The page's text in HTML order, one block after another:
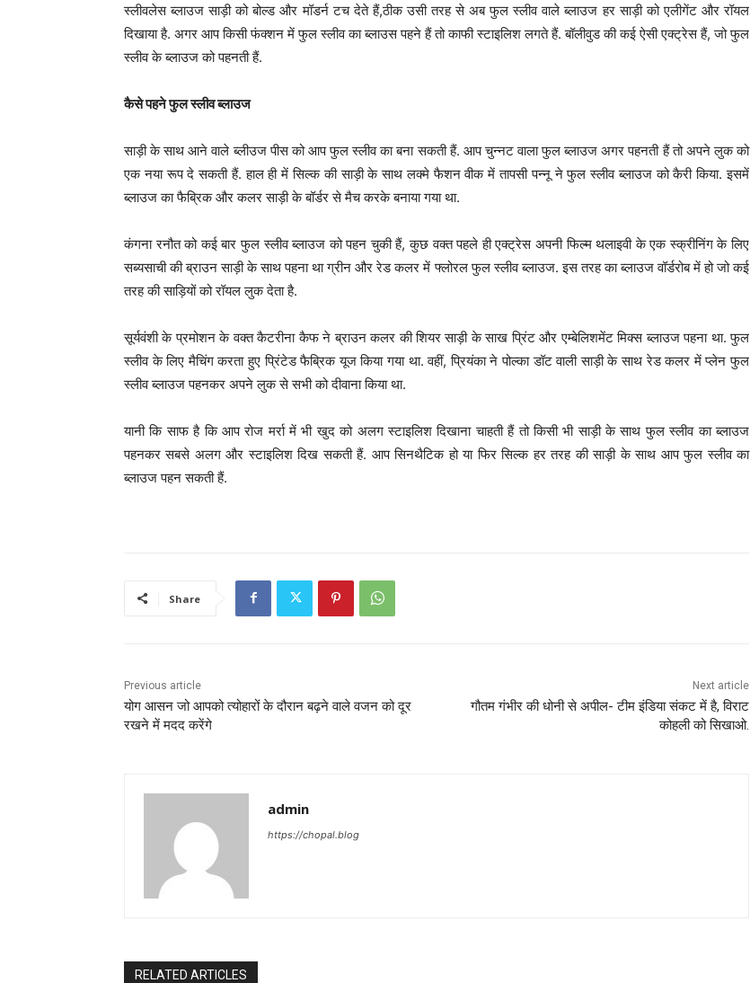
स्लीवलेस ब्लाउज साड़ी को बोल्ड और मॉडर्न टच देते हैं,ठीक उसी तरह से अब फुल स्लीव वाले ब्लाउज हर साड़ी को एलीगेंट और रॉयल
दिखाया है. अगर आप किसी फंक्शन में फुल स्लीव का ब्लाउस पहने हैं तो काफी स्टाइलिश लगते हैं. बॉलीवुड की कई ऐसी एक्ट्रेस हैं, जो फुल
स्लीव के ब्लाउज को पहनती हैं.
कैसे पहने फुल स्लीव ब्लाउज
साड़ी के साथ आने वाले ब्लीउज पीस को आप फुल स्लीव का बना सकती हैं. आप चुन्नट वाला फुल ब्लाउज अगर पहनती हैं तो अपने लुक को
एक नया रूप दे सकती हैं. हाल ही में सिल्क की साड़ी के साथ लक्मे फैशन वीक में तापसी पन्नू ने फुल स्लीव ब्लाउज को कैरी किया. इसमें
ब्लाउज का फैब्रिक और कलर साड़ी के बॉर्डर से मैच करके बनाया गया था.
कंगना रनौत को कई बार फुल स्लीव ब्लाउज को पहन चुकी हैं, कुछ वक्त पहले ही एक्ट्रेस अपनी फिल्म थलाइवी के एक स्क्रीनिंग के लिए
सब्यसाची की ब्राउन साड़ी के साथ पहना था ग्रीन और रेड कलर में फ्लोरल फुल स्लीव ब्लाउज. इस तरह का ब्लाउज वॉर्डरोब में हो जो कई
तरह की साड़ियों को रॉयल लुक देता है.
सूर्यवंशी के प्रमोशन के वक्त कैटरीना कैफ ने ब्राउन कलर की शियर साड़ी के साख प्रिंट और एम्बेलिशमेंट मिक्स ब्लाउज पहना था. फुल
स्लीव के लिए मैचिंग करता हुए प्रिंटेड फैब्रिक यूज किया गया था. वहीं, प्रियंका ने पोल्का डॉट वाली साड़ी के साथ रेड कलर में प्लेन फुल
स्लीव ब्लाउज पहनकर अपने लुक से सभी को दीवाना किया था.
यानी कि साफ है कि आप रोज मर्रा में भी खुद को अलग स्टाइलिश दिखाना चाहती हैं तो किसी भी साड़ी के साथ फुल स्लीव का ब्लाउज
पहनकर सबसे अलग और स्टाइलिश दिख सकती हैं. आप सिनथैटिक हो या फिर सिल्क हर तरह की साड़ी के साथ आप फुल स्लीव का
ब्लाउज पहन सकती हैं.
Share
Previous article
योग आसन जो आपको त्योहारों के दौरान बढ़ने वाले वजन को दूर
रखने में मदद करेंगे
Next article
गौतम गंभीर की धोनी से अपील- टीम इंडिया संकट में है, विराट
कोहली को सिखाओ.
admin
https://chopal.blog
RELATED ARTICLES